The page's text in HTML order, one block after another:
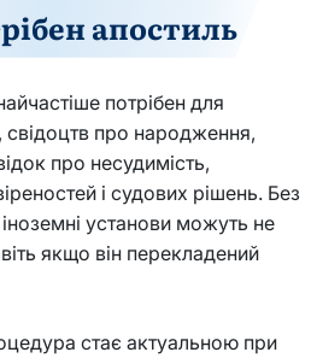
апостиль
потрібен для
свідоцтв про народження,
про несудимість,
і судових рішень. Без
установи можуть не
якщо він перекладений
стає актуальною при